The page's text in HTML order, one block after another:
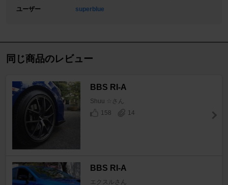
ユーザー
superblue
同じ商品のレビュー
BBS RI-A
Shuu ☆さん
158
14
BBS RI-A
エクスルさん